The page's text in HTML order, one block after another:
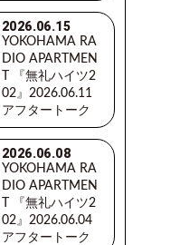
2026.06.15
YOKOHAMA RA
DIO APARTMEN
T 『無礼ハイツ2
02』2026.06.11
アフタートーク
2026.06.08
YOKOHAMA RA
DIO APARTMEN
T 『無礼ハイツ2
02』2026.06.04
アフタートーク